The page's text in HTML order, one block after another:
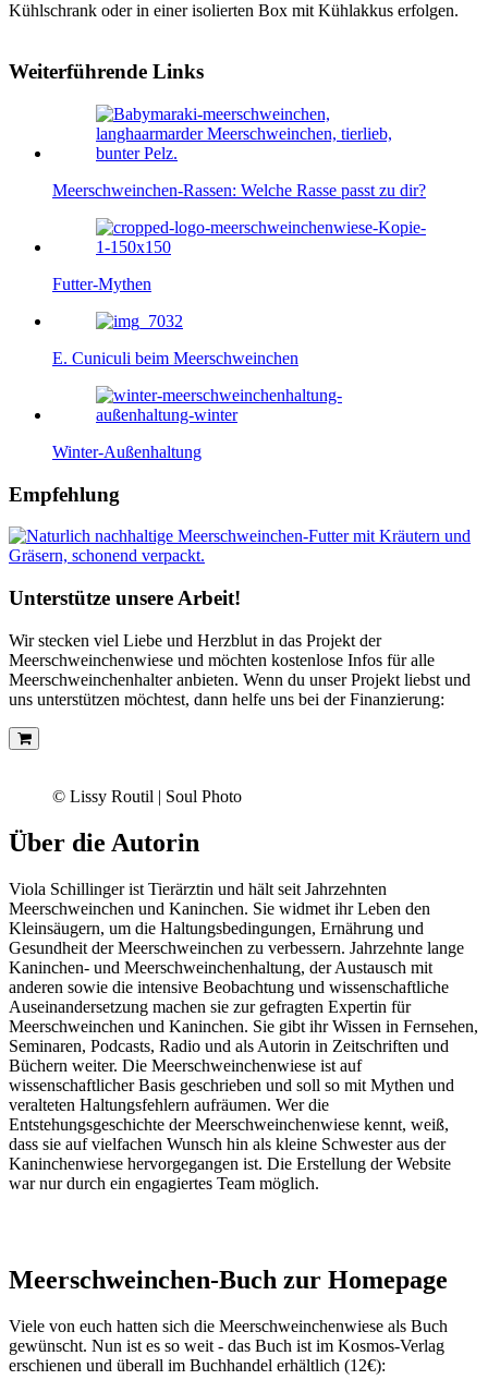
Kühlschrank oder in einer isolierten Box mit Kühlakkus erfolgen.
Weiterführende Links
Meerschweinchen-Rassen: Welche Rasse passt zu dir?
Futter-Mythen
E. Cuniculi beim Meerschweinchen
Winter-Außenhaltung
Empfehlung
Unterstütze unsere Arbeit!
Wir stecken viel Liebe und Herzblut in das Projekt der
Meerschweinchenwiese und möchten kostenlose Infos für alle
Meerschweinchenhalter anbieten. Wenn du unser Projekt liebst und
uns unterstützen möchtest, dann helfe uns bei der Finanzierung:
© Lissy Routil | Soul Photo
Über die Autorin
Viola Schillinger ist Tierärztin und hält seit Jahrzehnten
Meerschweinchen und Kaninchen. Sie widmet ihr Leben den
Kleinsäugern, um die Haltungsbedingungen, Ernährung und
Gesundheit der Meerschweinchen zu verbessern. Jahrzehnte lange
Kaninchen- und Meerschweinchenhaltung, der Austausch mit
anderen sowie die intensive Beobachtung und wissenschaftliche
Auseinandersetzung machen sie zur gefragten Expertin für
Meerschweinchen und Kaninchen. Sie gibt ihr Wissen in Fernsehen,
Seminaren, Podcasts, Radio und als Autorin in Zeitschriften und
Büchern weiter. Die Meerschweinchenwiese ist auf
wissenschaftlicher Basis geschrieben und soll so mit Mythen und
veralteten Haltungsfehlern aufräumen. Wer die
Entstehungsgeschichte der Meerschweinchenwiese kennt, weiß,
dass sie auf vielfachen Wunsch hin als kleine Schwester aus der
Kaninchenwiese hervorgegangen ist. Die Erstellung der Website
war nur durch ein engagiertes Team möglich.
Meerschweinchen-Buch zur Homepage
Viele von euch hatten sich die Meerschweinchenwiese als Buch
gewünscht. Nun ist es so weit - das Buch ist im Kosmos-Verlag
erschienen und überall im Buchhandel erhältlich (12€):